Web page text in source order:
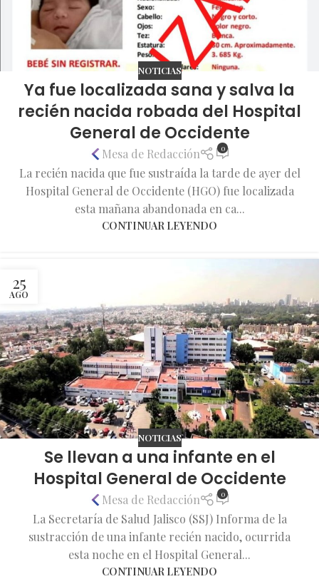
NOTICIAS
Ya fue localizada sana y salva la
recién nacida robada del Hospital
General de Occidente
Mesa de Redacción 0
La recién nacida que fue sustraída la tarde de ayer del
Hospital General de Occidente (HGO) fue localizada
esta mañana abandonada en ca...
CONTINUAR LEYENDO
25
AGO
NOTICIAS
Se llevan a una infante en el
Hospital General de Occidente
Mesa de Redacción 0
La Secretaría de Salud Jalisco (SSJ) Informa de la
sustracción de una infante recién nacido, ocurrida
esta noche en el Hospital General...
CONTINUAR LEYENDO